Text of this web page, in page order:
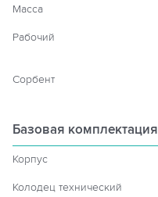
Масса
Рабочий
Сорбент
Базовая комплектация
Корпус
Колодец технический